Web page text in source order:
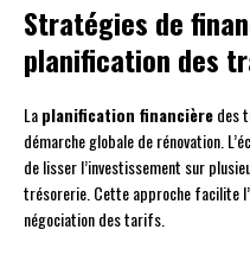
Stratégies de
planification des
Laplanification financièredes
démarche globale de rénovation.
de lisser l’investissement sur
trésorerie. Cette approche facilite
négociation des tarifs.